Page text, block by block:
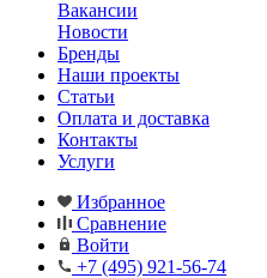
Вакансии
Новости
Бренды
Наши проекты
Статьи
Оплата и доставка
Контакты
Услуги
Избранное
Сравнение
Войти
+7 (495) 921-56-74